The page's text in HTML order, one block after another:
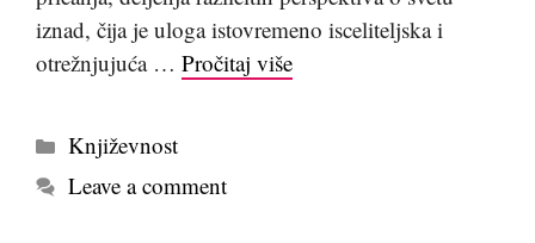
iznad, čija je uloga istovremeno isceliteljska i
otrežnjujuća … Pročitaj više
Kategorije
Književnost
Leave a comment